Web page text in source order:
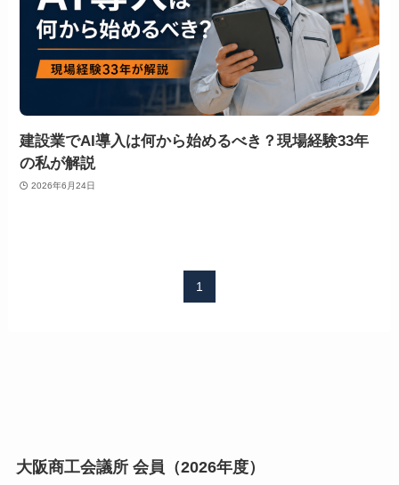
建設業でAI導入は何から始めるべき？現場経験33年
の私が解説
2026年6月24日
1
大阪商工会議所 会員（2026年度）